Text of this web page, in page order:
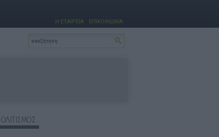
Η ΕΤΑΙΡΕΙΑ ΕΠΙΚΟΙΝΩΝΙΑ